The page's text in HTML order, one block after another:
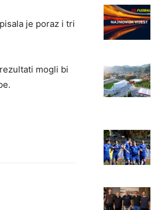
je poraz i tri
mogli bi